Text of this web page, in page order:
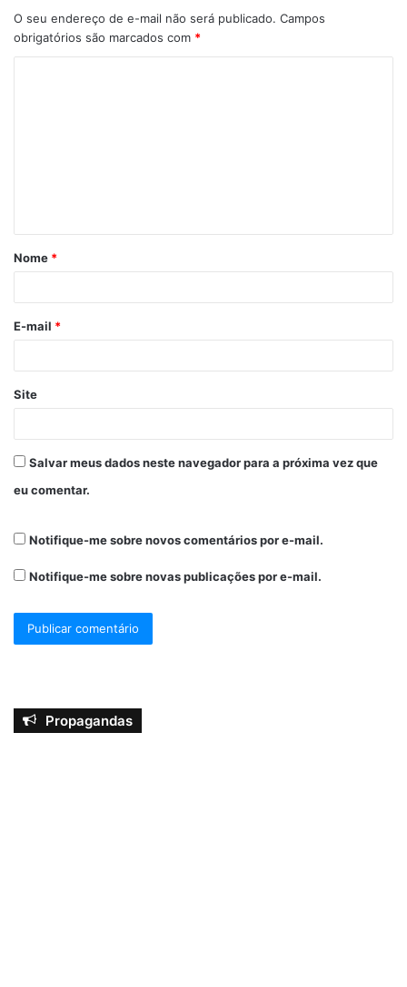
O seu endereço de e-mail não será publicado. Campos
obrigatórios são marcados com *
Nome *
E-mail *
Site
Salvar meus dados neste navegador para a próxima vez que
eu comentar.
Notifique-me sobre novos comentários por e-mail.
Notifique-me sobre novas publicações por e-mail.
Propagandas